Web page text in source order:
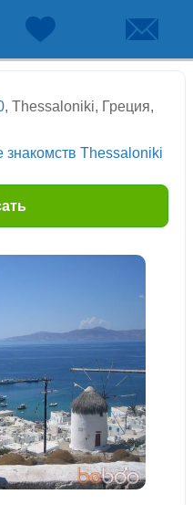
, Thessaloniki, Греция,
знакомств Thessaloniki